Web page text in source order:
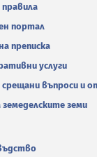
портал
преписка
услуги
въпроси и
земеделските земи